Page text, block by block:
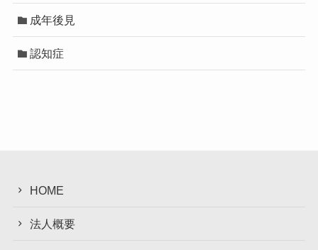
成年後見
認知症
HOME
法人概要